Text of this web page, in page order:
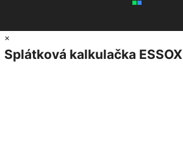
×
Splátková kalkulačka ESSOX